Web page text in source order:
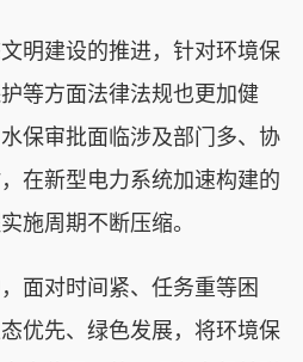
建设的推进，针对环境保
等方面法律法规也更加健
保审批面临涉及部门多、协
在新型电力系统加速构建的
施周期不断压缩。
对时间紧、任务重等困
优先、绿色发展，将环境保